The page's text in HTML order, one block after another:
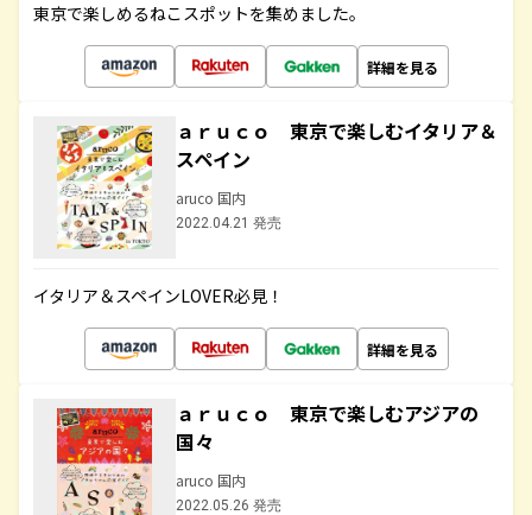
東京で楽しめるねこスポットを集めました。
詳細を見る
ａｒｕｃｏ 東京で楽しむイタリア＆
スペイン
aruco 国内
2022.04.21 発売
イタリア＆スペインLOVER必見！
詳細を見る
ａｒｕｃｏ 東京で楽しむアジアの
国々
aruco 国内
2022.05.26 発売